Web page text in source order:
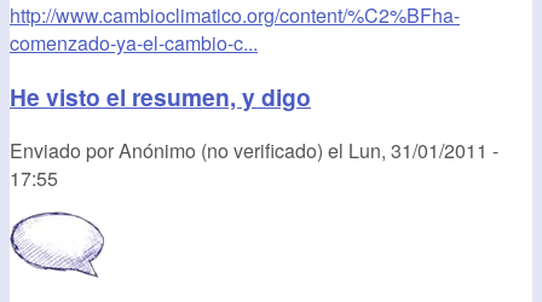
http://www.cambioclimatico.org/content/%C2%BFha-
comenzado-ya-el-cambio-c...
He visto el resumen, y digo
Enviado porAnónimo (no verificado) el Lun, 31/01/2011 -
17:55